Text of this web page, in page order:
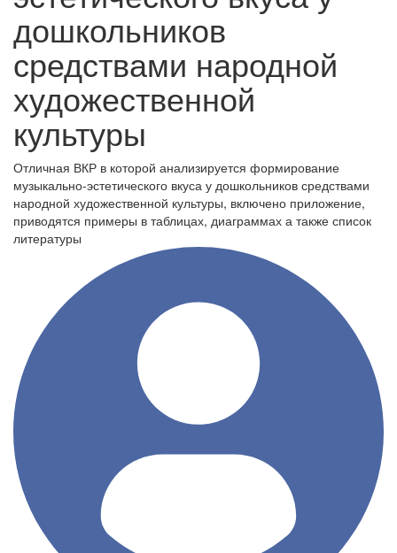
дошкольников
средствами народной
художественной
культуры
Отличная ВКР в которой анализируется формирование
музыкально-эстетического вкуса у дошкольников средствами
народной художественной культуры, включено приложение,
приводятся примеры в таблицах, диаграммах а также список
литературы